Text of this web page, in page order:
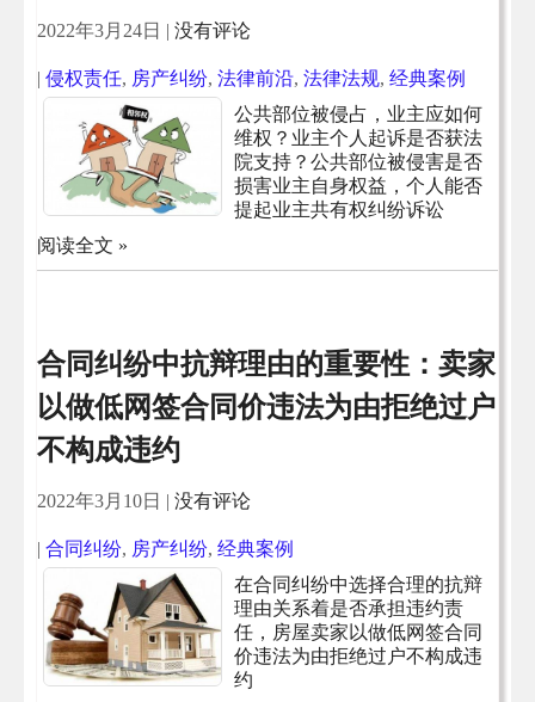
2022年3月24日 | 没有评论
| 侵权责任, 房产纠纷, 法律前沿, 法律法规, 经典案例
公共部位被侵占，业主应如何
维权？业主个人起诉是否获法
院支持？公共部位被侵害是否
损害业主自身权益，个人能否
提起业主共有权纠纷诉讼
阅读全文 »
合同纠纷中抗辩理由的重要性：卖家
以做低网签合同价违法为由拒绝过户
不构成违约
2022年3月10日 | 没有评论
| 合同纠纷, 房产纠纷, 经典案例
在合同纠纷中选择合理的抗辩
理由关系着是否承担违约责
任，房屋卖家以做低网签合同
价违法为由拒绝过户不构成违
约